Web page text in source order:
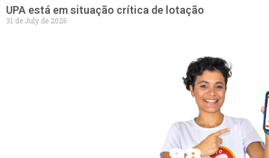
UPA está em situação crítica de lotação
31 de July de 2026